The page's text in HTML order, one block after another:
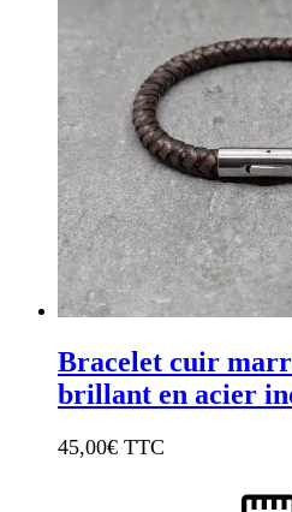
Bracelet cuir
brillant en acier
45,00€ TTC